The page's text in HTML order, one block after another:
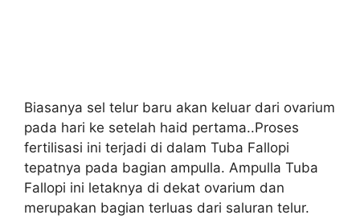
Biasanya sel telur baru akan keluar dari ovarium
pada hari ke setelah haid pertama..Proses
fertilisasi ini terjadi di dalam Tuba Fallopi
tepatnya pada bagian ampulla. Ampulla Tuba
Fallopi ini letaknya di dekat ovarium dan
merupakan bagian terluas dari saluran telur.